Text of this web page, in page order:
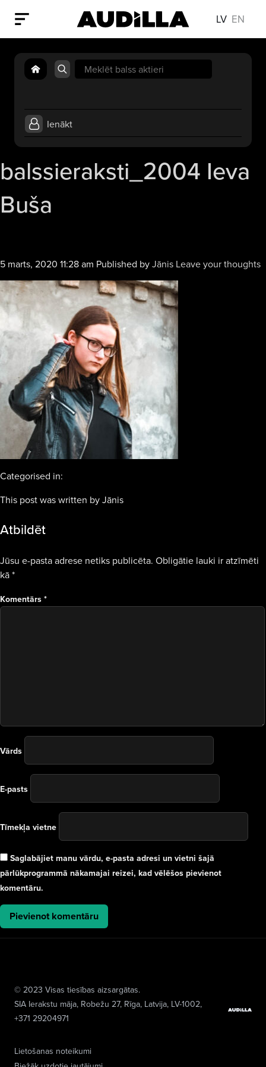
LV EN
Search
for:
Ienākt
balssieraksti_2004 Ieva
Buša
5 marts, 2020 11:28 am Published byJānis Leave your thoughts
Categorised in:
This post was written by Jānis
Atbildēt
Jūsu e-pasta adrese netiks publicēta. Obligātie lauki ir atzīmēti
kā*
Komentārs *
Vārds
E-pasts
Tīmekļa vietne
Saglabājiet manu vārdu, e-pasta adresi un vietni šajā
pārlūkprogrammā nākamajai reizei, kad vēlēšos pievienot
komentāru.
Lietošanas noteikumi
© 2023 Visas tiesības aizsargātas.
SIA Ierakstu māja, Robežu 27, Rīga, Latvija, LV-1002,
+371 29204971